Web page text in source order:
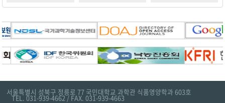
서울특별시 성북구 정릉로 77 국민대학교 과학관 식품영양학과 603호
TEL. 031-939-4662 / FAX. 031-939-4663